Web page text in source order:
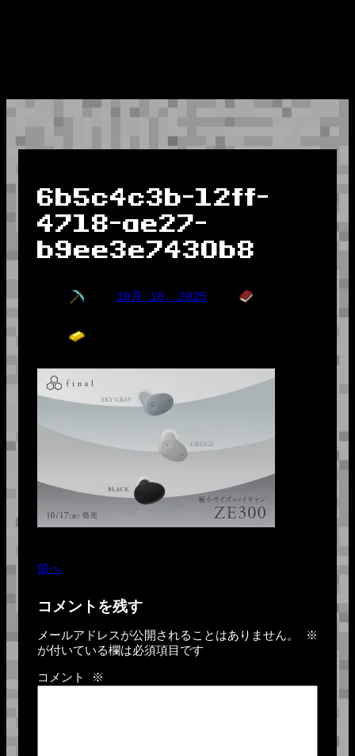
6b5c4c3b-12ff-
4718-ae27-
b9ee3e7430b8
10月 18, 2025
前へ
コメントを残す
メールアドレスが公開されることはありません。
※
が付いている欄は必須項目です
コメント
※